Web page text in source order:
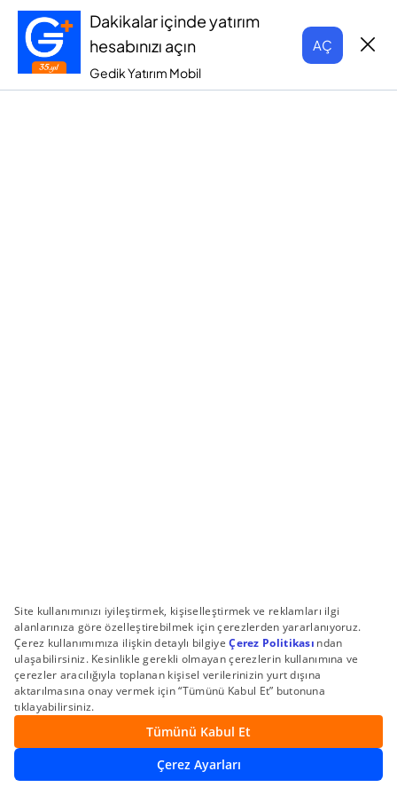
Dakikalar içinde yatırım
hesabınızı açın
Gedik Yatırım Mobil
AÇ